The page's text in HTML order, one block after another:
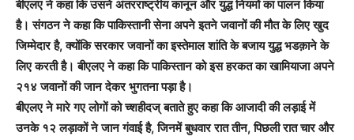
बीएलए ने कहा कि उसने अंतरराष्ट्रीय कानून और युद्ध नियमों का पालन किया
है। संगठन ने कहा कि पाकिस्तानी सेना अपने इतने जवानों की मौत के लिए खुद
जिम्मेदार है, क्योंकि सरकार जवानों का इस्तेमाल शांति के बजाय युद्ध भडक़ाने के
लिए करती है। बीएलए ने कहा कि पाकिस्तान को इस हरकत का खामियाजा अपने
२१४ जवानों की जान देकर भुगतना पड़ा है।
बीएलए ने मारे गए लोगों को च्शहीदज् बताते हुए कहा कि आजादी की लड़ाई में
उनके १२ लड़ाकों ने जान गंवाई है, जिनमें बुधवार रात तीन, पिछली रात चार और